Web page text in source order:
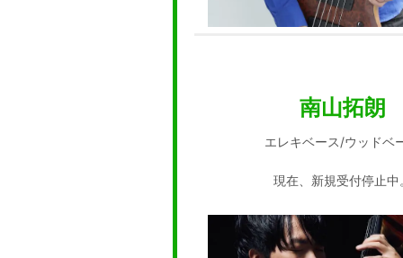
南山拓朗
エレキベース/ウッドベ
現在、新規受付停止中